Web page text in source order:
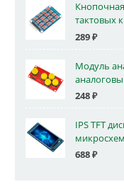
тактовых
289₽
Модуль
248₽
IPS TFT
688₽